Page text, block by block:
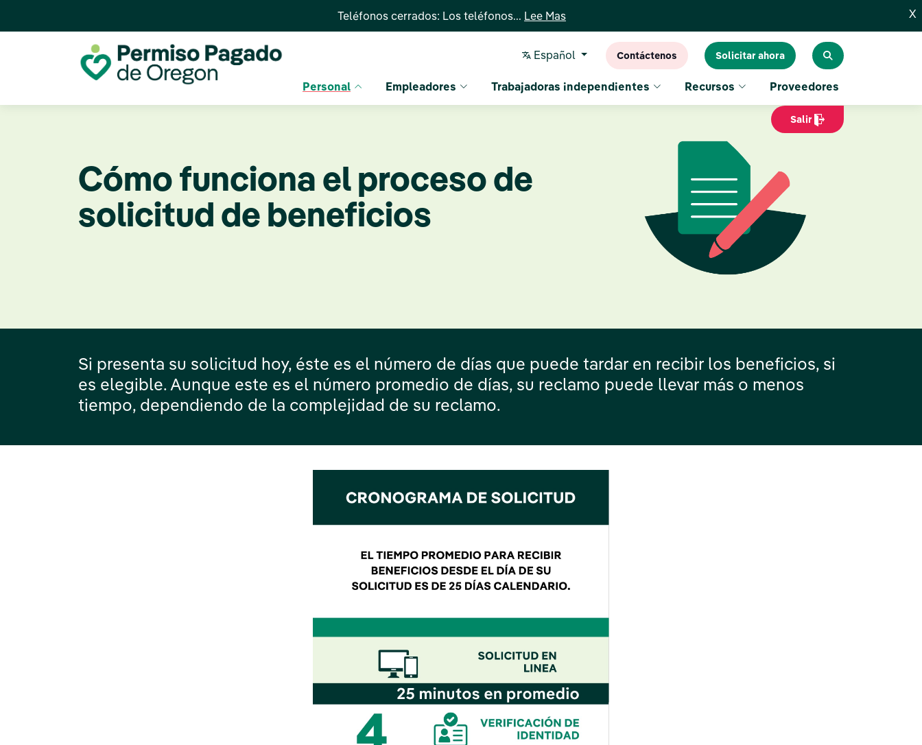
Teléfonos cerrados: Los teléfonos... Lee Mas X
Español Contáctenos Solicitar ahora
Personal Empleadores Trabajadoras independientes Recursos Proveedores
Salir
Cómo funciona el proceso de
solicitud de beneficios
Si presenta su solicitud hoy, éste es el número de días que puede tardar en recibir los beneficios, si
es elegible. Aunque este es el número promedio de días, su reclamo puede llevar más o menos
tiempo, dependiendo de la complejidad de su reclamo.